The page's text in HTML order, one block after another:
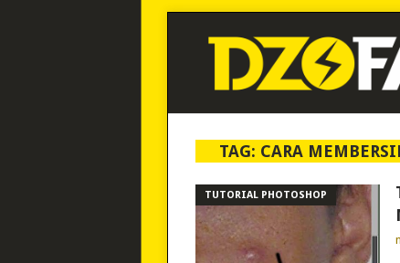
TAG: CARA
TUTORIAL PHOTOSHOP